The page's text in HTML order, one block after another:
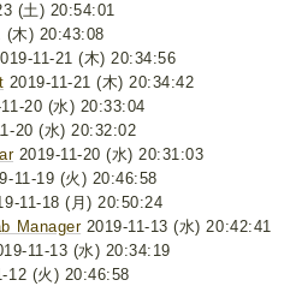
(土) 20:54:01
(木) 20:43:08
11-21 (木) 20:34:56
2019-11-21 (木) 20:34:42
20 (水) 20:33:04
20 (水) 20:32:02
2019-11-20 (水) 20:31:03
11-19 (火) 20:46:58
11-18 (月) 20:50:24
Manager2019-11-13 (水) 20:42:41
11-13 (水) 20:34:19
12 (火) 20:46:58